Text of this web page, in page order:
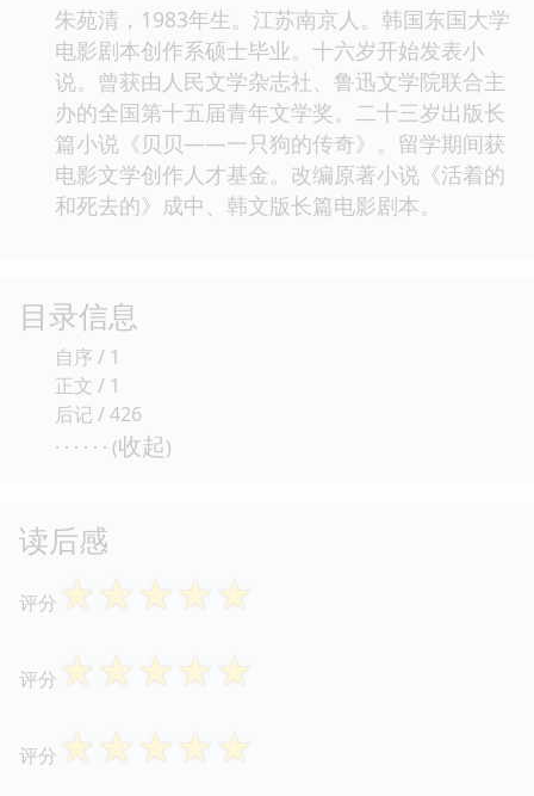
朱苑清，1983年生。江苏南京人。韩国东国大学
电影剧本创作系硕士毕业。十六岁开始发表小
说。曾获由人民文学杂志社、鲁迅文学院联合主
办的全国第十五届青年文学奖。二十三岁出版长
篇小说《贝贝——一只狗的传奇》。留学期间获
电影文学创作人才基金。改编原著小说《活着的
和死去的》成中、韩文版长篇电影剧本。
目录信息
自序 / 1
正文 / 1
后记 / 426
· · · · · · (收起)
读后感
评分 ☆☆☆☆☆
评分 ☆☆☆☆☆
评分 ☆☆☆☆☆